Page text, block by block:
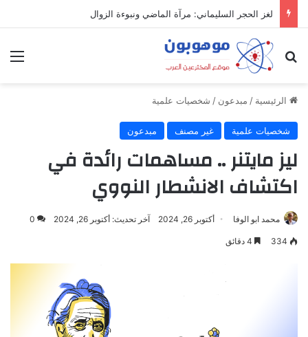
لغز الحجر السليماني: مرآة الماضي ونبوءة الزوال
بحث عن
الرئيسية / مبدعون / شخصيات علمية
شخصيات علمية غير مصنف مبدعون
ليز مايتنر .. مساهمات رائدة في
اكتشاف الانشطار النووي
محمد ابو الوفا أكتوبر 26, 2024 آخر تحديث: أكتوبر 26, 2024 0
334